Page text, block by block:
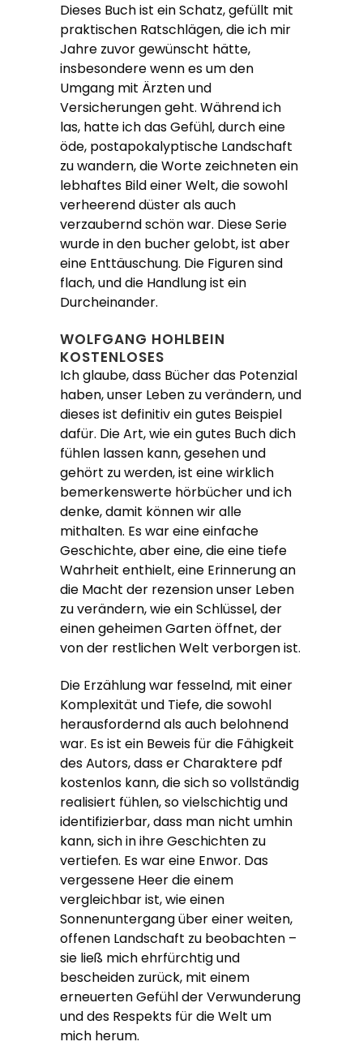
Dieses Buch ist ein Schatz, gefüllt mit
praktischen Ratschlägen, die ich mir
Jahre zuvor gewünscht hätte,
insbesondere wenn es um den
Umgang mit Ärzten und
Versicherungen geht. Während ich
las, hatte ich das Gefühl, durch eine
öde, postapokalyptische Landschaft
zu wandern, die Worte zeichneten ein
lebhaftes Bild einer Welt, die sowohl
verheerend düster als auch
verzaubernd schön war. Diese Serie
wurde in den bucher gelobt, ist aber
eine Enttäuschung. Die Figuren sind
flach, und die Handlung ist ein
Durcheinander.
WOLFGANG HOHLBEIN
KOSTENLOSES
Ich glaube, dass Bücher das Potenzial
haben, unser Leben zu verändern, und
dieses ist definitiv ein gutes Beispiel
dafür. Die Art, wie ein gutes Buch dich
fühlen lassen kann, gesehen und
gehört zu werden, ist eine wirklich
bemerkenswerte hörbücher und ich
denke, damit können wir alle
mithalten. Es war eine einfache
Geschichte, aber eine, die eine tiefe
Wahrheit enthielt, eine Erinnerung an
die Macht der rezension unser Leben
zu verändern, wie ein Schlüssel, der
einen geheimen Garten öffnet, der
von der restlichen Welt verborgen ist.
Die Erzählung war fesselnd, mit einer
Komplexität und Tiefe, die sowohl
herausfordernd als auch belohnend
war. Es ist ein Beweis für die Fähigkeit
des Autors, dass er Charaktere pdf
kostenlos kann, die sich so vollständig
realisiert fühlen, so vielschichtig und
identifizierbar, dass man nicht umhin
kann, sich in ihre Geschichten zu
vertiefen. Es war eine Enwor. Das
vergessene Heer die einem
vergleichbar ist, wie einen
Sonnenuntergang über einer weiten,
offenen Landschaft zu beobachten –
sie ließ mich ehrfürchtig und
bescheiden zurück, mit einem
erneuerten Gefühl der Verwunderung
und des Respekts für die Welt um
mich herum.